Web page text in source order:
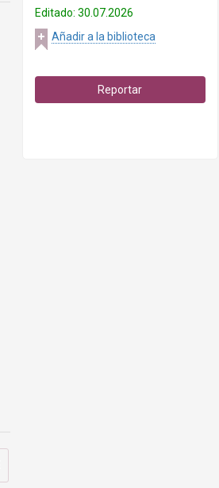
Editado: 30.07.2026
Añadir a la biblioteca
Reportar